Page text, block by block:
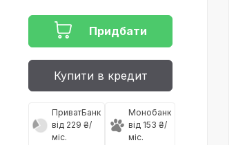
Придбати
Купити в кредит
ПриватБанк
від 229 ₴/
міс.
Монобанк
від 153 ₴/
міс.